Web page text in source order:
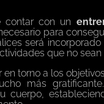
contar con un
para
será
que no sean
torno a los
más
cuerpo,